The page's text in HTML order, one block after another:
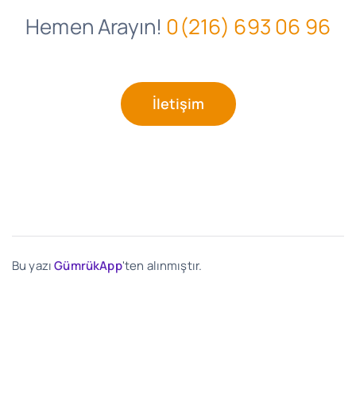
Hemen Arayın! 0(216) 693 06 96
İletişim
Bu yazıGümrükApp'ten alınmıştır.